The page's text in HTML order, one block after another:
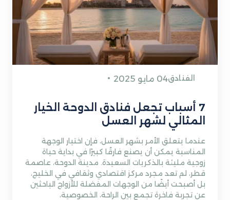
الفنادق04 مايو 2025
7 أسباب تجعل فنادق الدوحة الخيار
المثالي لشهر العسل
عندما يتعلق الأمر بشهر العسل، فإن اختيار الوجهة
المناسبة يمكن أن يصنع فارقًا كبيرًا في بداية حياة
زوجية مليئة بالذكريات السعيدة. مدينة الدوحة، عاصمة
قطر، لم تعد مجرد مركز اقتصادي وثقافي في الخليج،
بل أصبحت أيضًا من الوجهات المفضلة للأزواج الباحثين
عن تجربة فاخرة تجمع بين الراحة، الخصوصية،